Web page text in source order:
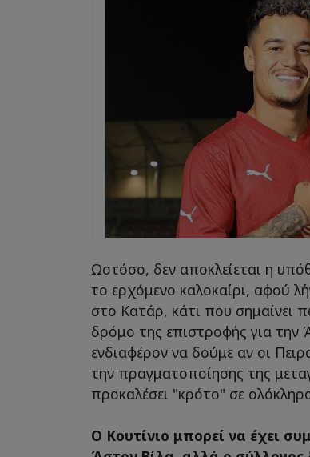
Ωστόσο, δεν αποκλείεται η
το ερχόμενο καλοκαίρι, αφού
στο Κατάρ, κάτι που σημαίνει
δρόμο της επιστροφής για την
ενδιαφέρον να δούμε αν οι
την πραγματοποίησης της
προκαλέσει "κρότο" σε
Ο Κουτίνιο μπορεί να έχει